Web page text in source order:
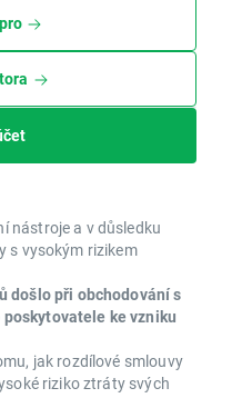
nástroje a v důsledku
s vysokým rizikem
došlo při obchodování s
ke vzniku
jak rozdílové smlouvy
riziko ztráty svých